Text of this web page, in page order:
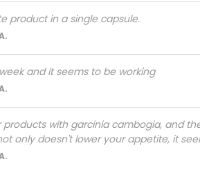
product in a single capsule.
and it seems to be working
with garcinia cambogia, and
only doesn't lower your appetite, it